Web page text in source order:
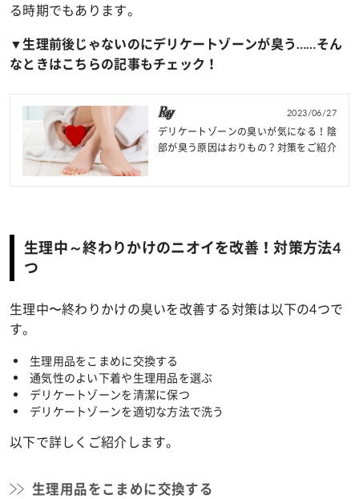
る時期でもあります。
▼生理前後じゃないのにデリケートゾーンが臭う……そん
なときはこちらの記事もチェック！
2023/06/27
デリケートゾーンの臭いが気になる！陰
部が臭う原因はおりもの？対策をご紹介
生理中～終わりかけのニオイを改善！対策方法4
つ
生理中〜終わりかけの臭いを改善する対策は以下の4つで
す。
生理用品をこまめに交換する
通気性のよい下着や生理用品を選ぶ
デリケートゾーンを清潔に保つ
デリケートゾーンを適切な方法で洗う
以下で詳しくご紹介します。
生理用品をこまめに交換する